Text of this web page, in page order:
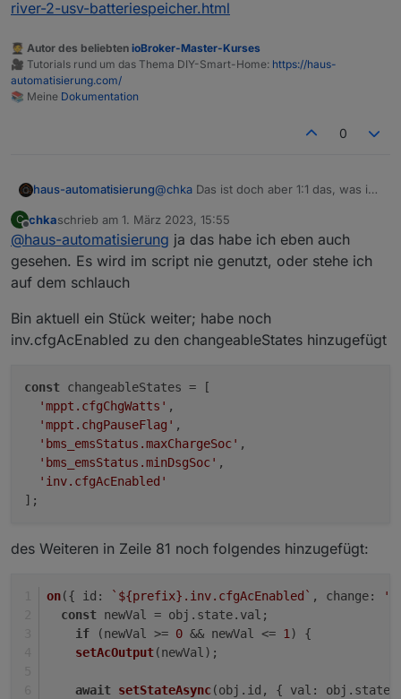
  "from": "iOS",
  "moduleType": 5,
  "operateType": "acOutCfg",
river-2-usv-batteriespeicher.html
🧑‍🎓 Autor des beliebten ioBroker-Master-Kurses
🎥 Tutorials rund um das Thema DIY-Smart-Home: https://haus-
automatisierung.com/
📚 Meine Dokumentation
0
haus-automatisierung@chka Das ist doch aber 1:1 das, was ich
schon im Script bereitgestellt habe?
https://haus-
automatisierung.com/hardware/2023/02
/13/ecoflow-river-2-usv-
batteriespeicher.html
C
Offline
chkaschrieb am 1. März 2023, 15:55
zuletzt editiert von
@haus-automatisierung ja das habe ich eben auch
gesehen. Es wird im script nie genutzt, oder stehe ich
auf dem schlauch
Bin aktuell ein Stück weiter; habe noch
inv.cfgAcEnabled zu den changeableStates hinzugefügt
const changeableStates = [
'mppt.cfgChgWatts' ,
'mppt.chgPauseFlag' ,
'bms_emsStatus.maxChargeSoc' ,
'bms_emsStatus.minDsgSoc' ,
'inv.cfgAcEnabled'
des Weiteren in Zeile 81 noch folgendes hinzugefügt:
on({ id : ` ${prefix} .inv.cfgAcEnabled` , change:
const newVal = obj. state. val ;
if (newVal >= 0 && newVal <= 1) {
setAcOutput(newVal);
await setStateAsync(obj. id , { val : obj. state